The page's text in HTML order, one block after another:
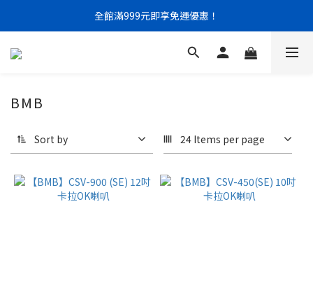
門市限定｜現金結帳不限金額 95 折
全館滿999元即享免運優惠！
門市限定｜現金結帳不限金額 95 折
BMB
Sort by 24 Items per page